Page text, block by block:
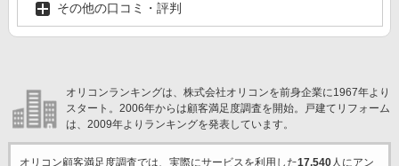
その他の口コミ・評判
オリコンランキングは、株式会社オリコンを前身企業に1967年より
スタート。2006年からは顧客満足度調査を開始。戸建てリフォーム
は、2009年よりランキングを発表しています。
オリコン顧客満足度調査では、実際にサービスを利用した17,540人にアン